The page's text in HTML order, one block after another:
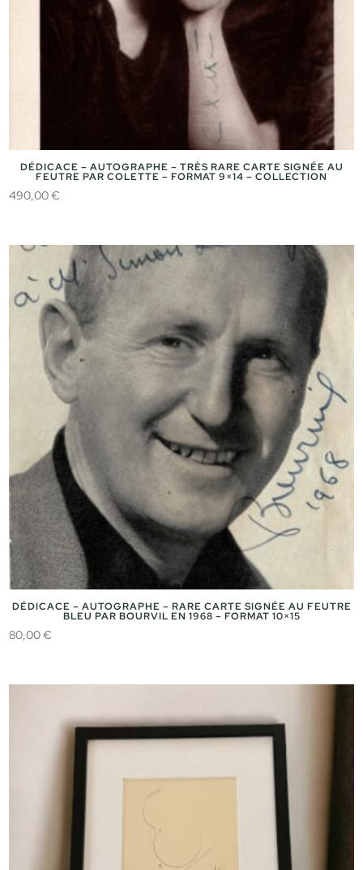
DÉDICACE – AUTOGRAPHE – TRÈS RARE CARTE SIGNÉE AU
FEUTRE PAR COLETTE – FORMAT 9×14 – COLLECTION
490,00€
DÉDICACE – AUTOGRAPHE – RARE CARTE SIGNÉE AU FEUTRE
BLEU PAR BOURVIL EN 1968 – FORMAT 10×15
80,00€